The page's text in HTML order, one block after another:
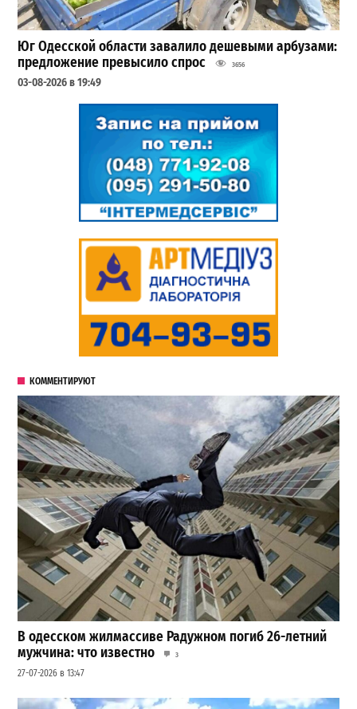
Юг Одесской области завалило дешевыми арбузами:
предложение превысило спрос
3656
03-08-2026 в 19:49
КОММЕНТИРУЮТ
В одесском жилмассиве Радужном погиб 26-летний
мужчина: что известно
3
27-07-2026 в 13:47